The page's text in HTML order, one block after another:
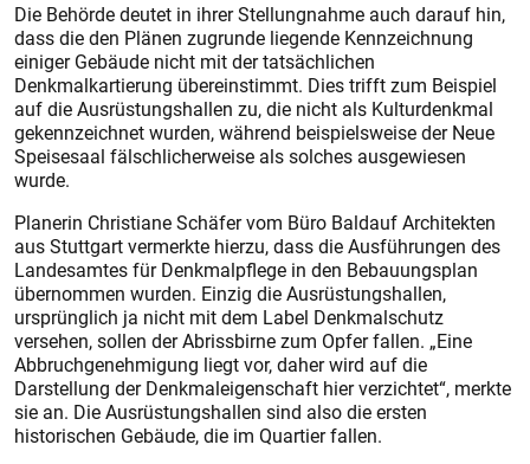
Die Behörde deutet in ihrer Stellungnahme auch darauf hin,
dass die den Plänen zugrunde liegende Kennzeichnung
einiger Gebäude nicht mit der tatsächlichen
Denkmalkartierung übereinstimmt. Dies trifft zum Beispiel
auf die Ausrüstungshallen zu, die nicht als Kulturdenkmal
gekennzeichnet wurden, während beispielsweise der Neue
Speisesaal fälschlicherweise als solches ausgewiesen
wurde.
Planerin Christiane Schäfer vom Büro Baldauf Architekten
aus Stuttgart vermerkte hierzu, dass die Ausführungen des
Landesamtes für Denkmalpflege in den Bebauungsplan
übernommen wurden. Einzig die Ausrüstungshallen,
ursprünglich ja nicht mit dem Label Denkmalschutz
versehen, sollen der Abrissbirne zum Opfer fallen. „Eine
Abbruchgenehmigung liegt vor, daher wird auf die
Darstellung der Denkmaleigenschaft hier verzichtet“, merkte
sie an. Die Ausrüstungshallen sind also die ersten
historischen Gebäude, die im Quartier fallen.